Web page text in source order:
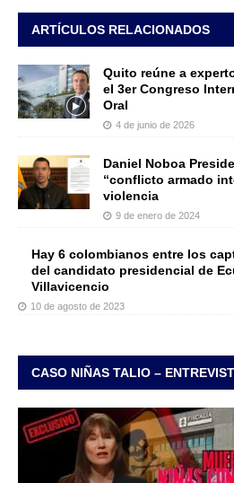
ARTÍCULOS RELACIONADOS
Quito reúne a
el 3er Congreso
Oral
4 de junio de 2026
Daniel Noboa
“conflicto armado
violencia
9 de enero de 2024
Hay 6 colombianos entre los
del candidato presidencial de
Villavicencio
10 de agosto de 2023
CASO NIÑAS TALIO –